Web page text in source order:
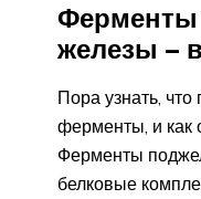
Ферменты
железы –
Пора узнать,
ферменты, и как
Ферменты
белковые